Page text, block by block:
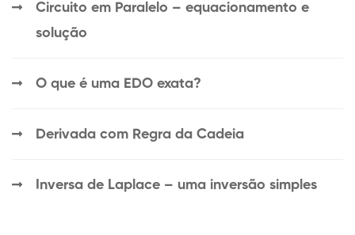
Circuito em Paralelo – equacionamento e
solução
O que é uma EDO exata?
Derivada com Regra da Cadeia
Inversa de Laplace – uma inversão simples